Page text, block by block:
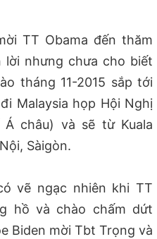
TT Obama đến thăm
lời nhưng chưa cho biết
tháng 11-2015 sắp tới
Malaysia họp Hội Nghị
châu) và sẽ từ Kuala
Sàigòn.
vẽ ngạc nhiên khi TT
hồ và chào chấm dứt
Biden mời Tbt Trọng và